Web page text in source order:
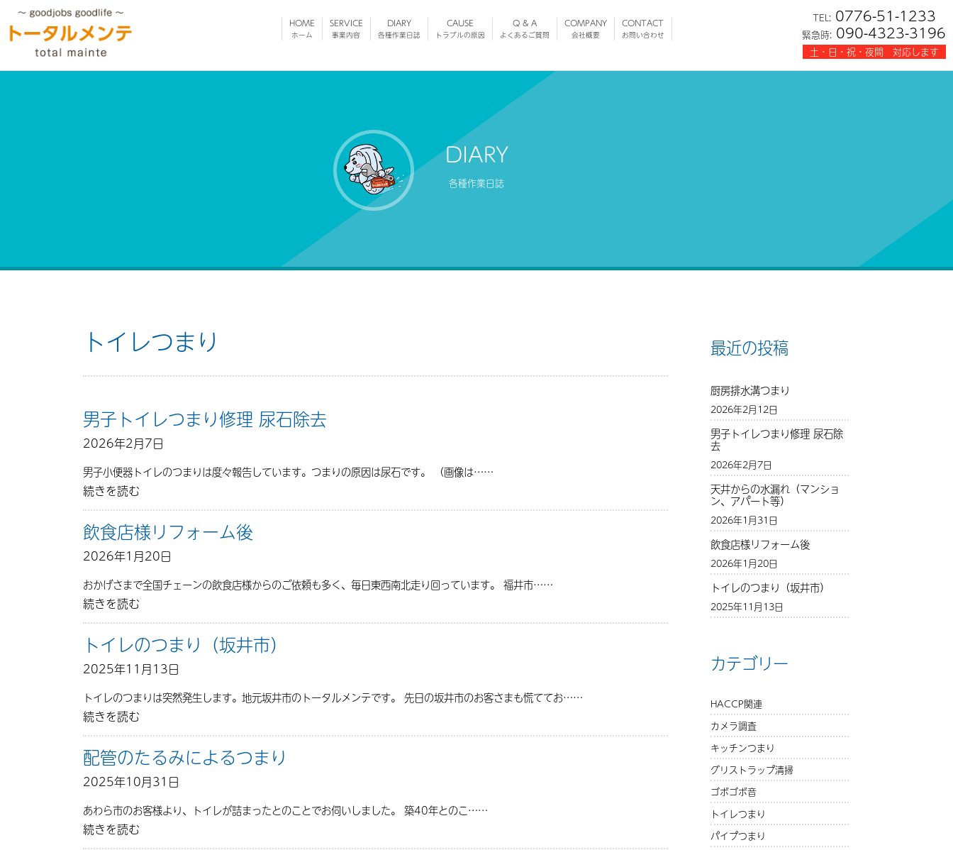
HOME
ホーム
SERVICE
事業内容
DIARY
各種作業日誌
CAUSE
トラブルの原因
Q & A
よくあるご質問
COMPANY
会社概要
CONTACT
お問い合わせ
TEL: 0776-51-1233
緊急時: 090-4323-3196
土・日・祝・夜間 対応します
DIARY
各種作業日誌
トイレつまり
男子トイレつまり修理 尿石除去
2026年2月7日
男子小便器トイレのつまりは度々報告しています。つまりの原因は尿石です。 （画像は……
続きを読む
飲食店様リフォーム後
2026年1月20日
おかげさまで全国チェーンの飲食店様からのご依頼も多く、毎日東西南北走り回っています。 福井市……
続きを読む
トイレのつまり（坂井市）
2025年11月13日
トイレのつまりは突然発生します。地元坂井市のトータルメンテです。 先日の坂井市のお客さまも慌ててお……
続きを読む
配管のたるみによるつまり
2025年10月31日
あわら市のお客様より、トイレが詰まったとのことでお伺いしました。 築40年とのこ……
続きを読む
最近の投稿
厨房排水溝つまり
2026年2月12日
男子トイレつまり修理 尿石除
去
2026年2月7日
天井からの水漏れ（マンショ
ン、アパート等）
2026年1月31日
飲食店様リフォーム後
2026年1月20日
トイレのつまり（坂井市）
2025年11月13日
カテゴリー
HACCP関連
カメラ調査
キッチンつまり
グリストラップ清掃
ゴボゴボ音
トイレつまり
パイプつまり